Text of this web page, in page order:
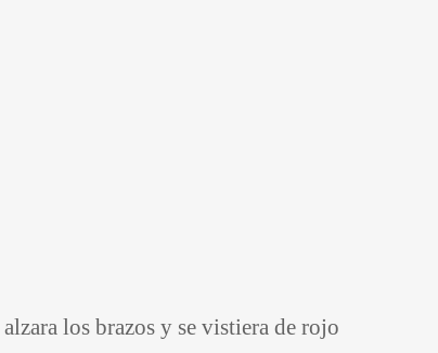
los brazos y se vistiera de rojo